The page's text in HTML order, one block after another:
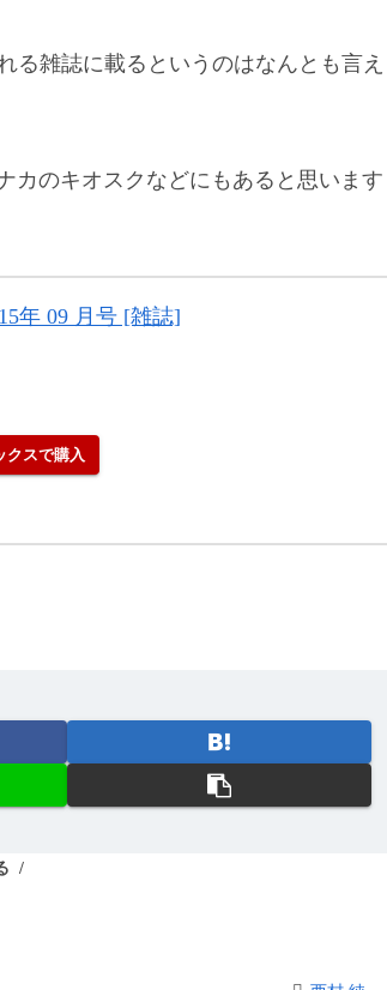
る雑誌に載るというのはなんとも言え
カのキオスクなどにもあると思います
年 09 月号 [雑誌]
クスで購入